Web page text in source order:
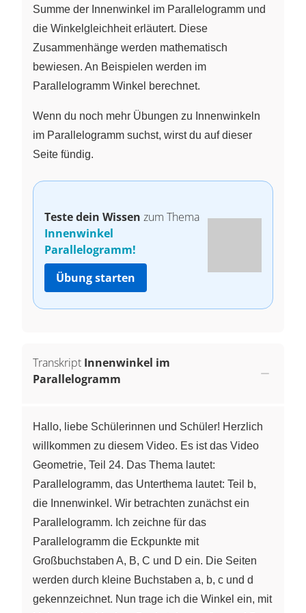
Summe der Innenwinkel im Parallelogramm und
die Winkelgleichheit erläutert. Diese
Zusammenhänge werden mathematisch
bewiesen. An Beispielen werden im
Parallelogramm Winkel berechnet.
Wenn du noch mehr Übungen zu Innenwinkeln
im Parallelogramm suchst, wirst du auf dieser
Seite fündig.
Teste dein Wissen zum Thema
Innenwinkel
Parallelogramm!
Übung starten
Transkript Innenwinkel im
Parallelogramm
Hallo, liebe Schülerinnen und Schüler! Herzlich
willkommen zu diesem Video. Es ist das Video
Geometrie, Teil 24. Das Thema lautet:
Parallelogramm, das Unterthema lautet: Teil b,
die Innenwinkel. Wir betrachten zunächst ein
Parallelogramm. Ich zeichne für das
Parallelogramm die Eckpunkte mit
Großbuchstaben A, B, C und D ein. Die Seiten
werden durch kleine Buchstaben a, b, c und d
gekennzeichnet. Nun trage ich die Winkel ein, mit